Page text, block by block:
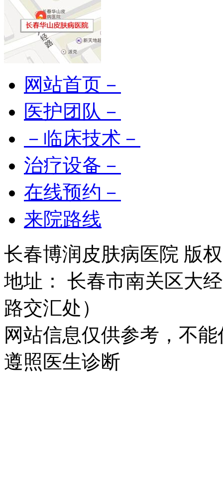
网站首页－
医护团队－
－临床技术－
治疗设备－
在线预约－
来院路线
长春博润皮肤病医院 版
地址： 长春市南关区大
路交汇处）
网站信息仅供参考，不
遵照医生诊断